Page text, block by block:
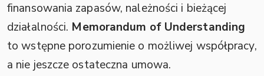
finansowania zapasów, należności i bieżącej
działalności. Memorandum of Understanding
to wstępne porozumienie o możliwej współpracy,
a nie jeszcze ostateczna umowa.